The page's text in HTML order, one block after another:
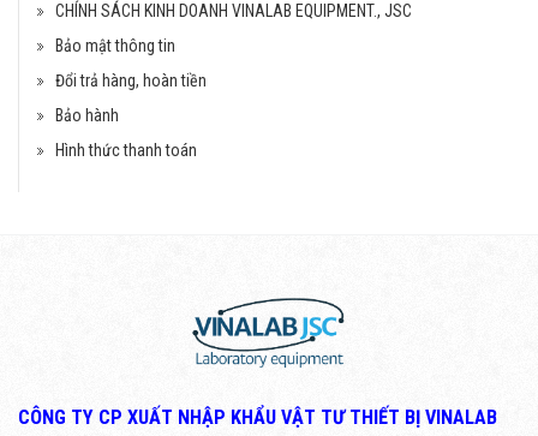
CHÍNH SÁCH KINH DOANH VINALAB EQUIPMENT., JSC
Bảo mật thông tin
Đổi trả hàng, hoàn tiền
Bảo hành
Hình thức thanh toán
CÔNG TY CP XUẤT NHẬP KHẨU VẬT TƯ THIẾT BỊ VINALAB